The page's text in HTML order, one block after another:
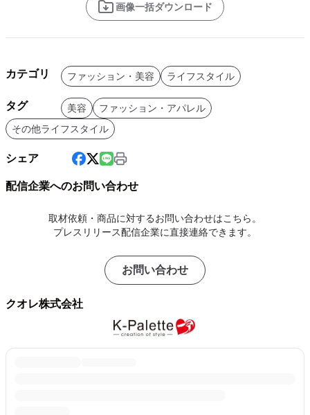
画像一括ダウンロード
カテゴリ ファッション・美容 ライフスタイル
タグ 美容
ファッション・アパレル
その他ライフスタイル
シェア
配信企業へのお問い合わせ
取材依頼・商品に対するお問い合わせはこちら。
プレスリリース配信企業に直接連絡できます。
お問い合わせ
クオレ株式会社